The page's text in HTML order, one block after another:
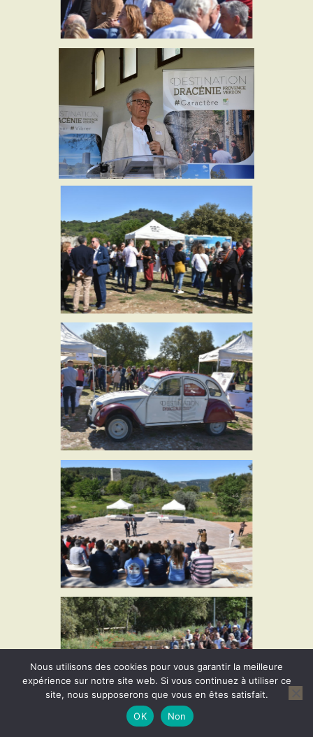
Nous utilisons des cookies pour vous garantir la meilleure
expérience sur notre site web. Si vous continuez à utiliser ce
site, nous supposerons que vous en êtes satisfait.
OK
Non